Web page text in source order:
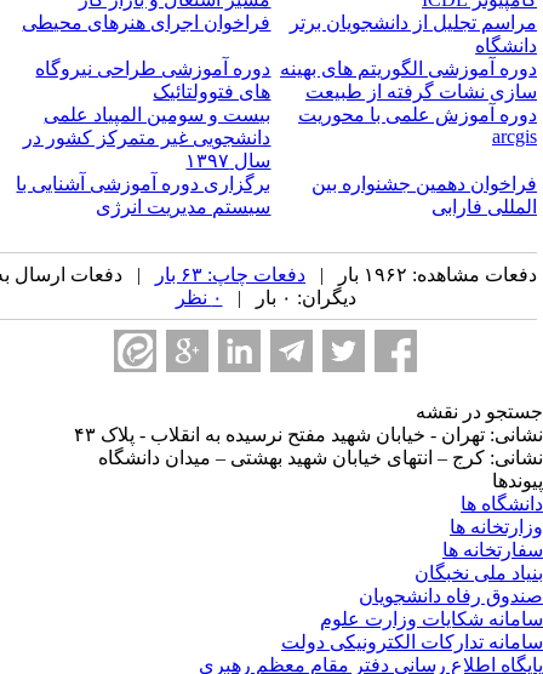
تجلیل از دانشجویان برتر
فراخوان اجرای هنرهای محیطی
آموزشی الگوریتم های بهینه
نشات گرفته از طبیعت
دوره آموزشی طراحی نیروگاه
های فتوولتائیک
آموزش علمی با محوریت
بیست و سومین المپیاد علمی
دانشجویی غیر متمرکز کشور در
سال ۱۳۹۷
دهمین جشنواره بین
فارابی
برگزاری دوره آموزشی آشنایی با
سیستم مدیریت انرژی
مشاهده: ۱۹۶۲ بار | دفعات چاپ: ۶۳ بار
| دفعات ارسال به
دیگران: ۰ بار |
در نقشه
تهران - خیابان شهید مفتح نرسیده به انقلاب - پلاک ۴۳
کرج – انتهای خیابان شهید بهشتی – میدان دانشگاه
ها
ها
ها
ملی نخبگان
رفاه دانشجویان
شکایات وزارت علوم
تدارکات الکترونیکی دولت
اطلاع رسانی دفتر مقام معظم رهبری